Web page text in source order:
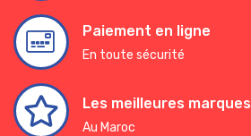
Paiement en ligne
En toute sécurité
Les meilleures marques
Au Maroc